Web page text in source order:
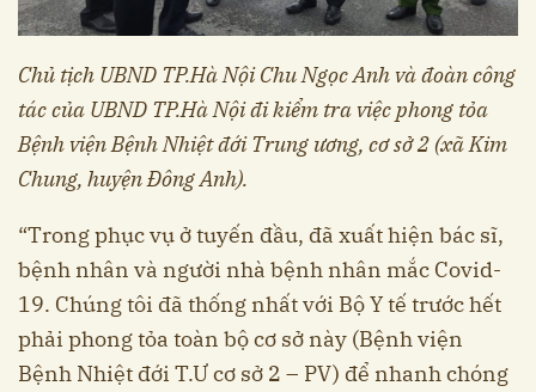
Chủ tịch UBND TP.Hà Nội Chu Ngọc Anh và đoàn công
tác của UBND TP.Hà Nội đi kiểm tra việc phong tỏa
Bệnh viện Bệnh Nhiệt đới Trung ương, cơ sở 2 (xã Kim
Chung, huyện Đông Anh).
“Trong phục vụ ở tuyến đầu, đã xuất hiện bác sĩ,
bệnh nhân và người nhà bệnh nhân mắc Covid-
19. Chúng tôi đã thống nhất với Bộ Y tế trước hết
phải phong tỏa toàn bộ cơ sở này (Bệnh viện
Bệnh Nhiệt đới T.Ư cơ sở 2 – PV) để nhanh chóng